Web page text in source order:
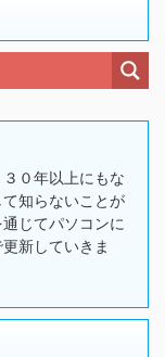
０年以上にもな
知らないことが
じてパソコンに
新していきま